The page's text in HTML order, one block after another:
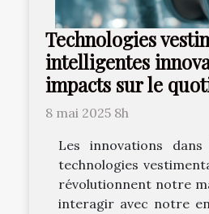
Technologies
intelligentes
impacts sur le
8 mai 2025 8h
Les innovations
technologies
révolutionnent notre
interagir avec notre